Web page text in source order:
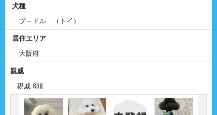
犬種
プ－ドル （トイ）
居住エリア
大阪府
親戚
親戚 8頭